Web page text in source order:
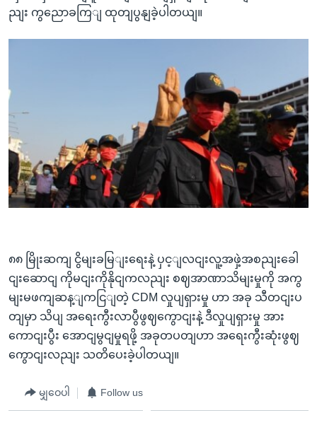
ညျး ကွညောခကြျ ထုတျပွနျခဲ့ပါတယျ။
၈၈ မြိုးဆကျ ငွိမျးခမြျးရေးနဲ့ ပှင့ျလငျးလူ့အဖှဲ့အစညျးခေါ
ငျးဆောငျ ကိုမငျးကိုနိုငျကလညျး စဈအာဏာသိမျးမှုကို အကွ
မျးမဖကျဆန့ျကငြျတဲ့ CDM လှုပျရှားမှု ဟာ အခု သီတငျးပ
တျမှာ သိပျ အရေးကွီးလာပွီဖွဈကွောငျးနဲ့ ဒီလှုပျရှားမှု အား
ကောငျးပွီး အောငျမွငျမှုရဖို့ အခုတပတျဟာ အရေးကွီးဆုံးဖွဈ
ကွောငျးလညျး သတိပေးခဲ့ပါတယျ။
မျှဝေပါ Follow us